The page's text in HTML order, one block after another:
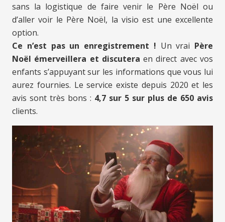
sans la logistique de faire venir le Père Noël ou
d’aller voir le Père Noël, la visio est une excellente
option.
Ce n’est pas un enregistrement ! Un vrai Père
Noël émerveillera et discutera en direct avec vos
enfants s’appuyant sur les informations que vous lui
aurez fournies. Le service existe depuis 2020 et les
avis sont très bons : 4,7 sur 5 sur plus de 650 avis
clients.